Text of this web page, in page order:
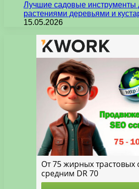
Лучшие садовые инструменты
растениями деревьями и
15.05.2026